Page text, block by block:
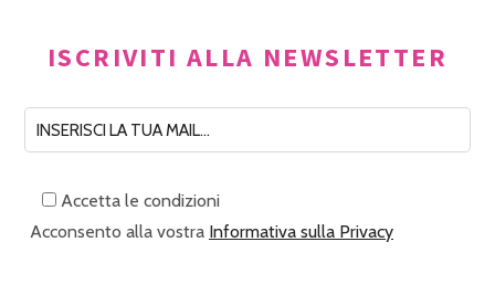
ISCRIVITI ALLA NEWSLETTER
Accetta le condizioni
Acconsento alla vostra Informativa sulla Privacy